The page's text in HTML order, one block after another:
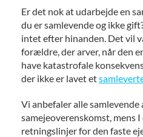
Er det nok at udarbejde en
du er samlevende og ikke
intet efter hinanden. Det vil
forældre, der arver, når den
have katastrofale
der ikke er lavet et
Vi anbefaler alle samlevende
samejeoverenskomst, mens
retningslinjer for den faste